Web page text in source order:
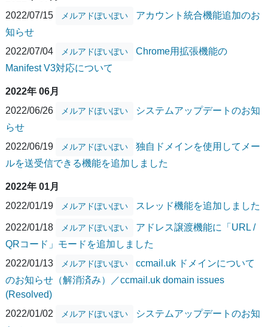
2022/07/15
メルアドぽいぽい
アカウント統合機能追加のお
知らせ
2022/07/04
メルアドぽいぽい
Chrome用拡張機能の
Manifest V3対応について
2022年 06月
2022/06/26
メルアドぽいぽい
システムアップデートのお知
らせ
2022/06/19
メルアドぽいぽい
独自ドメインを使用してメー
ルを送受信できる機能を追加しました
2022年 01月
2022/01/19
メルアドぽいぽい スレッド機能を追加しました
2022/01/18 メルアドぽいぽい
アドレス譲渡機能に「URL /
QRコード」モードを追加しました
2022/01/13
メルアドぽいぽい
ccmail.uk ドメインについて
のお知らせ（解消済み）／ccmail.uk domain issues
(Resolved)
2022/01/02
メルアドぽいぽい
システムアップデートのお知